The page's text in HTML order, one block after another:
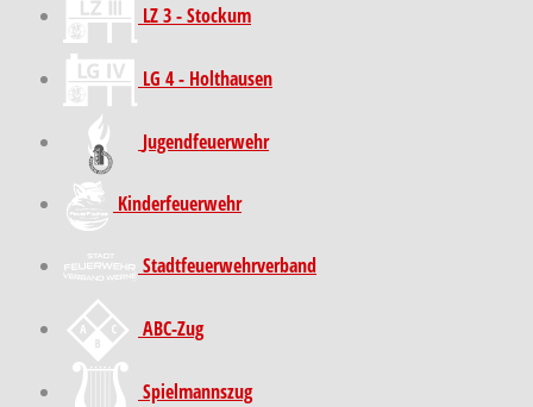
LZ 3 - Stockum
LG 4 - Holthausen
Jugendfeuerwehr
Kinder­feuer­wehr
Stadt­feuer­wehr­verband
ABC-Zug
Spielmannszug